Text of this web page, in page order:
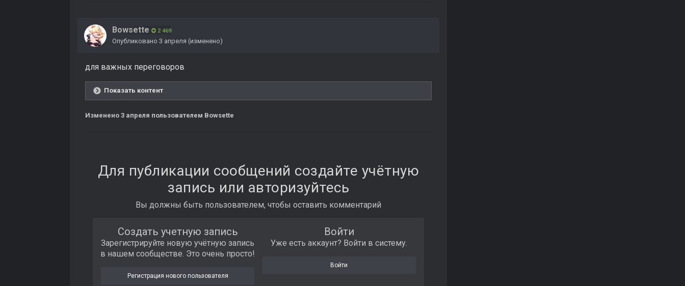
Bowsette 2 469
Опубликовано 3 апреля (изменено)
для важных переговоров
Показать контент
Изменено 3 апреля пользователем Bowsette
Для публикации сообщений создайте учётную
запись или авторизуйтесь
Вы должны быть пользователем, чтобы оставить комментарий
Создать учетную запись
Зарегистрируйте новую учётную запись
в нашем сообществе. Это очень просто!
Регистрация нового пользователя
Войти
Уже есть аккаунт? Войти в систему.
Войти